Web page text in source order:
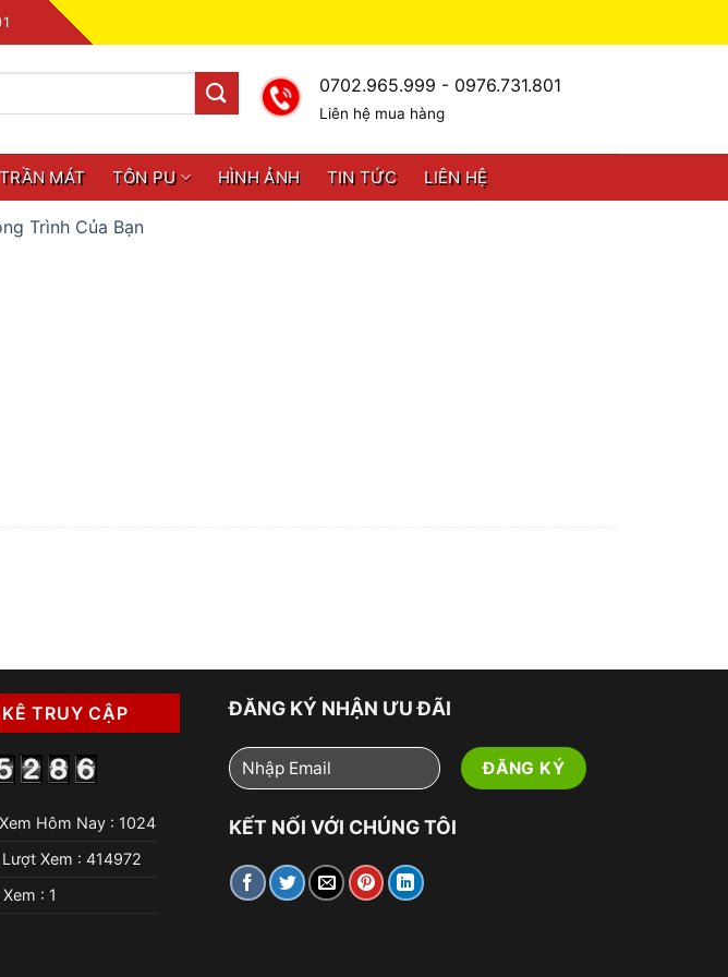
0702.965.999 - 0976.731.801
Liên hệ mua hàng
TRẦN MÁT TÔN PU HÌNH ẢNH TIN TỨC LIÊN HỆ
Trình Của Bạn
TRUY CẬP
Hôm Nay : 1024
Xem : 414972
: 1
ĐĂNG KÝ NHẬN ƯU ĐÃI
KẾT NỐI VỚI CHÚNG TÔI